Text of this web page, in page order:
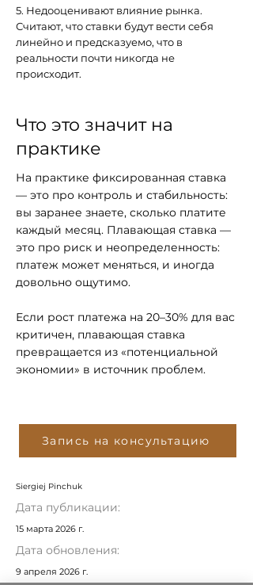
5. Недооценивают влияние рынка.
Считают, что ставки будут вести себя
линейно и предсказуемо, что в
реальности почти никогда не
происходит.
Что это значит на
практике
На практике фиксированная ставка
— это про контроль и стабильность:
вы заранее знаете, сколько платите
каждый месяц. Плавающая ставка —
это про риск и неопределенность:
платеж может меняться, и иногда
довольно ощутимо.
Если рост платежа на 20–30% для вас
критичен, плавающая ставка
превращается из «потенциальной
экономии» в источник проблем.
Запись на консультацию
Siergiej Pinchuk
Дата публикации:
15 марта 2026 г.
Дата обновления:
9 апреля 2026 г.